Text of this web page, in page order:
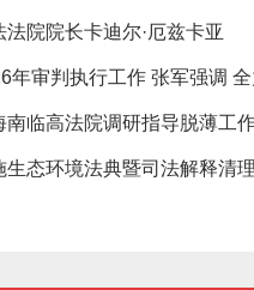
院院长卡迪尔·厄兹卡亚
年审判执行工作 张军强调
南临高法院调研指导脱薄工
态环境法典暨司法解释清